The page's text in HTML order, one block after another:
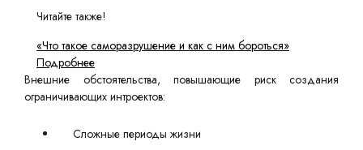
Читайте также!
«Что такое саморазрушение и как с ним бороться»
Подробнее
Внешние обстоятельства, повышающие риск создания
ограничивающих интроектов:
Сложные периоды жизни